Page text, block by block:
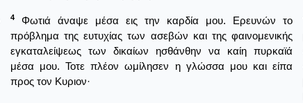
4
Φωτιά άναψε μέσα εις την καρδία μου. Ερευνών το
πρόβλημα της ευτυχίας των ασεβών και της φαινομενικής
εγκαταλείψεως των δικαίων ησθάνθην να καίη πυρκαϊά
μέσα μου. Τοτε πλέον ωμίλησεν η γλώσσα μου και είπα
προς τον Κυριον·